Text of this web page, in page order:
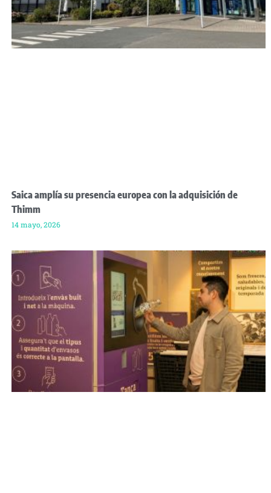
Saica amplía su presencia europea con la adquisición de
Thimm
14 mayo, 2026